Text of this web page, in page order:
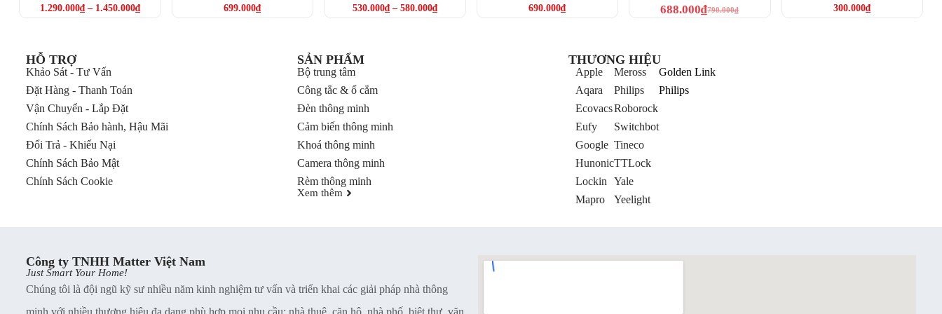
Switch H1M
1.290.000₫ – 1.450.000₫
699.000₫
530.000₫ – 580.000₫
690.000₫
EU (Homekit)
790.000₫
688.000₫
300.000₫
HỖ TRỢ
Khảo Sát - Tư Vấn
Đặt Hàng - Thanh Toán
Vận Chuyển - Lắp Đặt
Chính Sách Bảo hành, Hậu Mãi
Đổi Trả - Khiếu Nại
Chính Sách Bảo Mật
Chính Sách Cookie
SẢN PHẨM
Bộ trung tâm
Công tắc & ổ cắm
Đèn thông minh
Cảm biến thông minh
Khoá thông minh
Camera thông minh
Rèm thông minh
Xem thêm
THƯƠNG HIỆU
Apple
Aqara
Ecovacs
Eufy
Google
Hunonic
Lockin
Mapro
Meross
Philips
Roborock
Switchbot
Tineco
TTLock
Yale
Yeelight
Golden Link
Philips
Công ty TNHH Matter Việt Nam
Just Smart Your Home!
Chúng tôi là đội ngũ kỹ sư nhiều năm kinh nghiệm tư vấn và triển khai các giải pháp nhà thông
minh với nhiều thương hiệu đa dạng phù hợp mọi nhu cầu: nhà thuê, căn hộ, nhà phố, biệt thự, văn